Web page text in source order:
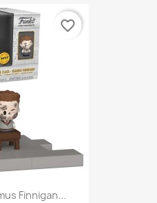
Finnigan...
favorite_border